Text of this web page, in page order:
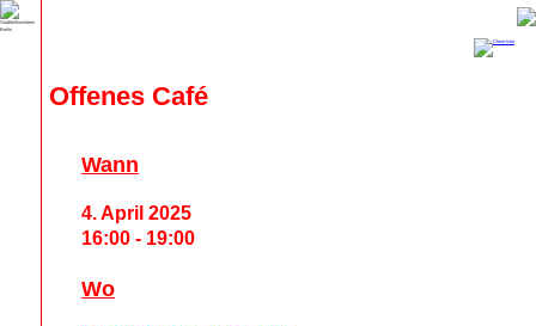
Offenes Café
Wann
4. April 2025
16:00 - 19:00
Wo